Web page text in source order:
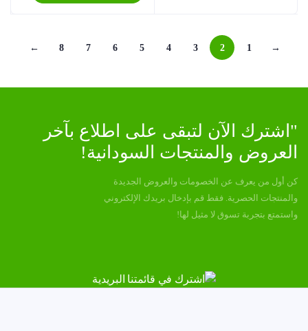
→
1
2
3
4
5
6
7
8
←
"اشترك الآن لتبقى على اطلاع بآخر
العروض والمنتجات السودانية!
كن أول من يعرف عن الخصومات والعروض الجديدة
والمنتجات الحصرية. فقط قم بإدخال بريدك الإلكتروني
واستمتع بتجربة تسوق لا مثيل لها!